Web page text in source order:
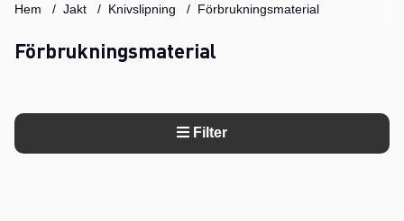
Hem Jakt Knivslipning Förbrukningsmaterial
Förbrukningsmaterial
Filter